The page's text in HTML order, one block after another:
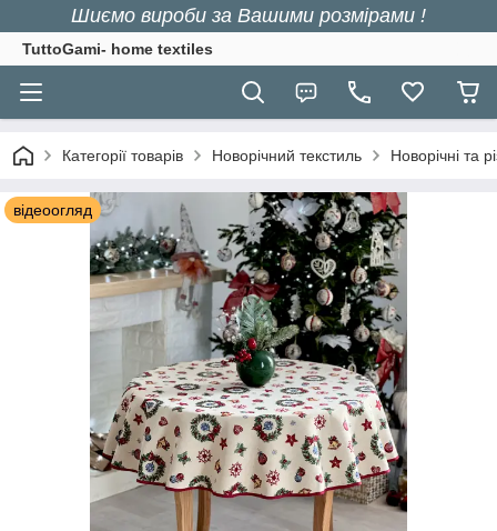
Шиємо вироби за Вашими розмірами !
TuttoGami- home textiles
Категорії товарів Новорічний текстиль Новорічні та
відеоогляд